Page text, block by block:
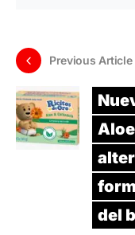
Previous Article
del